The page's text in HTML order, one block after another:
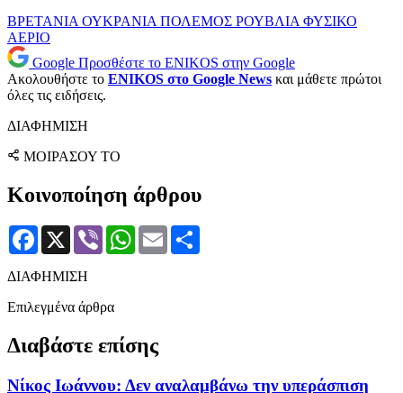
ΒΡΕΤΑΝΙΑ ΟΥΚΡΑΝΙΑ ΠΟΛΕΜΟΣ ΡΟΥΒΛΙΑ ΦΥΣΙΚΟ
ΑΕΡΙΟ
Google Προσθέστε το ENIKOS στην Google
Ακολουθήστε το ENIKOS στο Google News και μάθετε πρώτοι
όλες τις ειδήσεις.
ΔΙΑΦΗΜΙΣΗ
ΜΟΙΡΑΣΟΥ ΤΟ
Κοινοποίηση άρθρου
Facebook
X Viber WhatsApp
Email
ΔΙΑΦΗΜΙΣΗ
Επιλεγμένα άρθρα
Διαβάστε επίσης
Nίκος Ιωάννου: Δεν αναλαμβάνω την υπεράσπιση